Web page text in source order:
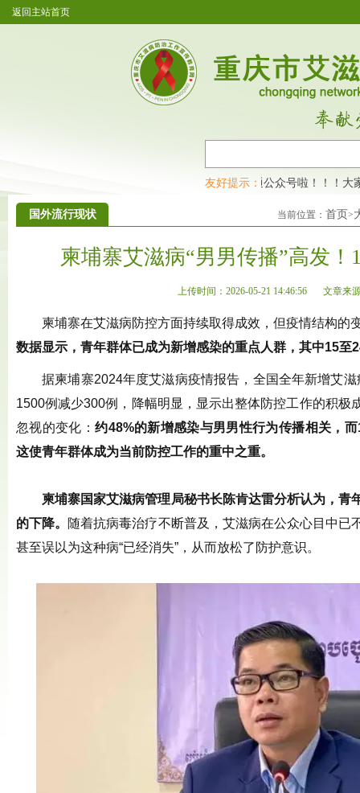
返回主站首页
友好提示：
重庆市艾滋病防治工作宣传教育网开通公众号啦！！！大
国外流行现状 当前位置： 首页 >
柬埔寨艾滋病“男男传播”高发！
上传时间：2026-05-21 14:46:56 文章来
柬埔寨在艾滋病防控方面持续取得成效，但疫情结构的
数据显示，青年群体已成为新增感染的重点人群，其中15至
据柬埔寨2024年度艾滋病疫情报告，全国全年新增艾
1500例减少300例，降幅明显，显示出整体防控工作的积极
忽视的变化：约48%的新增感染与男男性行为传播相关，
这使青年群体成为当前防控工作的重中之重。
柬埔寨国家艾滋病管理局秘书长陈肯达雷分析认为，青
的下降。
随着抗病毒治疗不断普及，艾滋病在公众心目中已
甚至误以为这种病“已经消失”，从而放松了防护意识。